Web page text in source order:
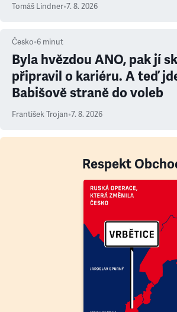
Tomáš Lindner•7. 8. 2026
Česko•6 minut
Byla hvězdou ANO, pak jí
připravil o kariéru. A teď
Babišově straně do voleb
František Trojan•7. 8. 2026
Respekt